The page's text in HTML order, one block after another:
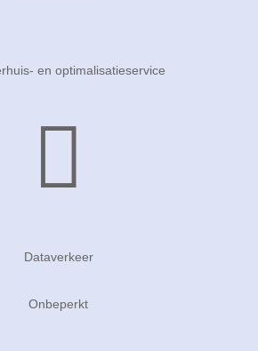
en optimalisatieservice

Dataverkeer
Onbeperkt